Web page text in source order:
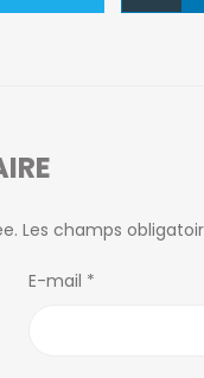
Les champs
E-mail *